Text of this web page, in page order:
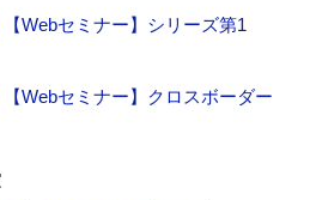
Webセミナー】シリーズ第1
Webセミナー】クロスボーダー